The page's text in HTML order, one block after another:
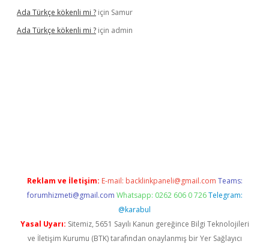
Ada Türkçe kökenli mi ? için Samur
Ada Türkçe kökenli mi ? için admin
Reklam ve İletişim: E-mail: backlinkpaneli@gmail.com Teams:
forumhizmeti@gmail.com Whatsapp: 0262 606 0 726 Telegram:
@karabul
Yasal Uyarı: Sitemiz, 5651 Sayılı Kanun gereğince Bilgi Teknolojileri
ve İletişim Kurumu (BTK) tarafından onaylanmış bir Yer Sağlayıcı